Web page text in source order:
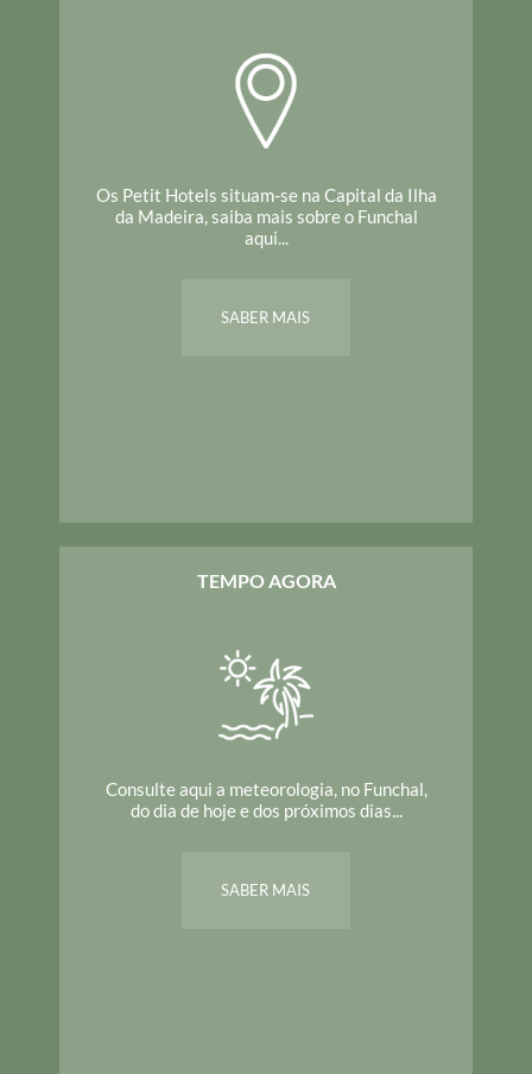
Os Petit Hotels situam-se na Capital da Ilha
da Madeira, saiba mais sobre o Funchal
aqui...
SABER MAIS
TEMPO AGORA
Consulte aqui a meteorologia, no Funchal,
do dia de hoje e dos próximos dias...
SABER MAIS